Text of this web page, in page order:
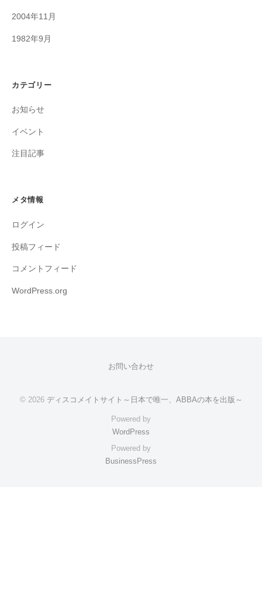
2004年11月
1982年9月
カテゴリー
お知らせ
イベント
注目記事
メタ情報
ログイン
投稿フィード
コメントフィード
WordPress.org
お問い合わせ
© 2026 ディスコメイトサイト～日本で唯一、ABBAの本を出版～
Powered by
WordPress
Powered by
BusinessPress